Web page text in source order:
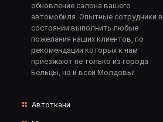
обновление салона вашего
автомобиля. Опытные сотрудники в
состоянии выполнить любые
пожелания наших клиентов, по
рекомендации которых к нам
приезжают не только из города
Бельцы, но и всей Молдовы!
Автоткани